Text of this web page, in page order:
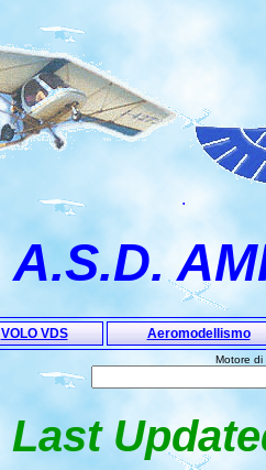
.
A.S.D.
VOLO VDS Aeromodellismo
Motore
Last